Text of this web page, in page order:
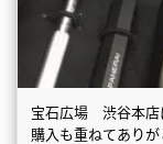
宝石広場 渋谷本店
購入も重ねてあり